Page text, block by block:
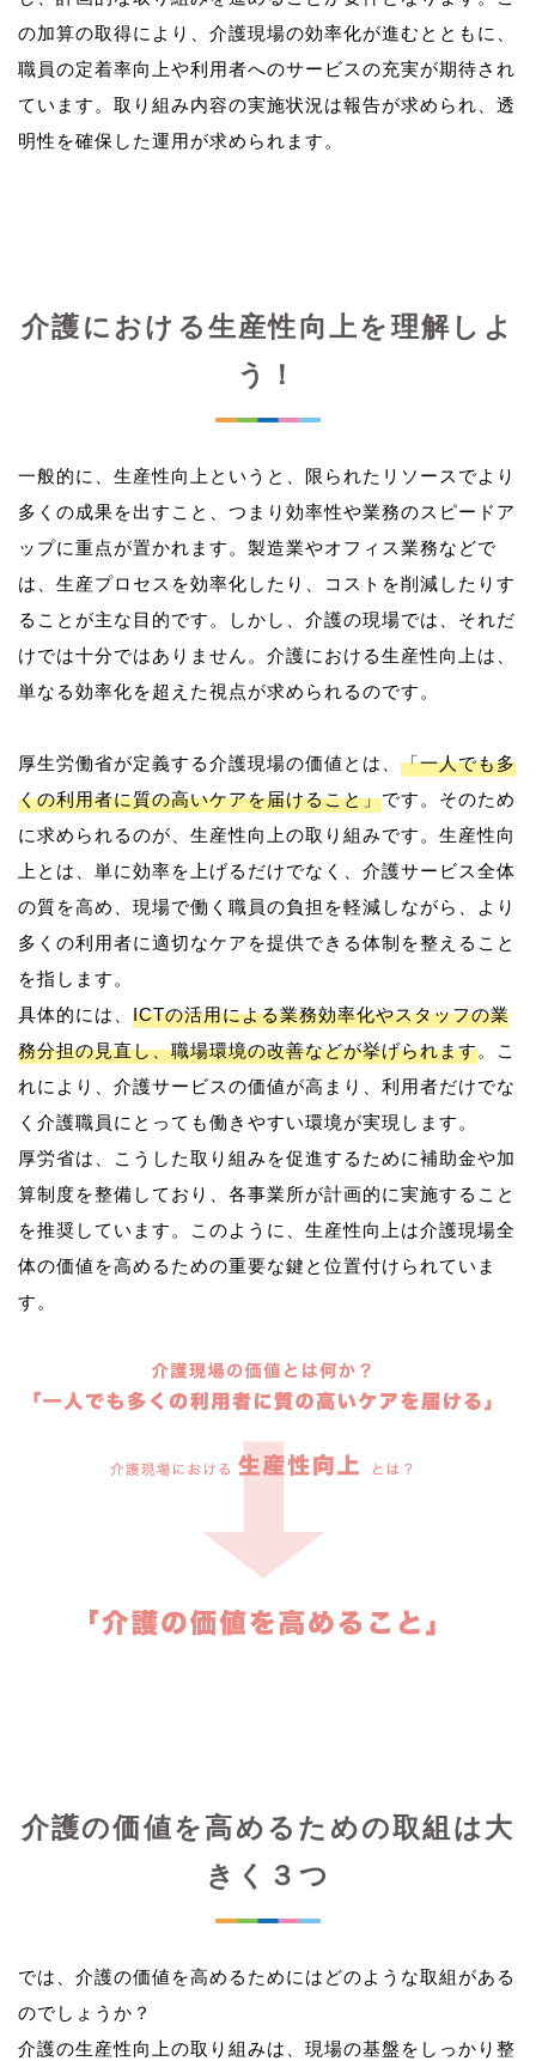
の加算の取得により、介護現場の効率化が進むとともに、
職員の定着率向上や利用者へのサービスの充実が期待され
ています。取り組み内容の実施状況は報告が求められ、透
介護における生産性向上を理解しよ
う！
一般的に、生産性向上というと、限られたリソースでより
多くの成果を出すこと、つまり効率性や業務のスピードア
ップに重点が置かれます。製造業やオフィス業務などで
は、生産プロセスを効率化したり、コストを削減したりす
ることが主な目的です。しかし、介護の現場では、それだ
けでは十分ではありません。介護における生産性向上は、
単なる効率化を超えた視点が求められるのです。
厚生労働省が定義する介護現場の価値とは、 「一人でも多
くの利用者に質の高いケアを届けること」です。そのため
に求められるのが、生産性向上の取り組みです。生産性向
上とは、単に効率を上げるだけでなく、介護サービス全体
の質を高め、現場で働く職員の負担を軽減しながら、より
多くの利用者に適切なケアを提供できる体制を整えること
を指します。
具体的には、 ICTの活用による業務効率化やスタッフの業
務分担の見直し、職場環境の改善などが挙げられます。こ
れにより、介護サービスの価値が高まり、利用者だけでな
く介護職員にとっても働きやすい環境が実現します。
厚労省は、こうした取り組みを促進するために補助金や加
算制度を整備しており、各事業所が計画的に実施すること
を推奨しています。このように、生産性向上は介護現場全
体の価値を高めるための重要な鍵と位置付けられていま
介護の価値を高めるための取組は大
きく３つ
では、介護の価値を高めるためにはどのような取組がある
のでしょうか？
介護の生産性向上の取り組みは、現場の基盤をしっかり整